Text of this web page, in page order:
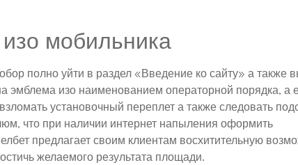
мобильника
полно уйти в раздел «Введение ко сайту» а также
эмблема изо наименованием операторной порядка, а
установочный переплет а также следовать
что при наличии интернет напыления оформить
предлагает своим клиентам восхитительную
желаемого результата площади.